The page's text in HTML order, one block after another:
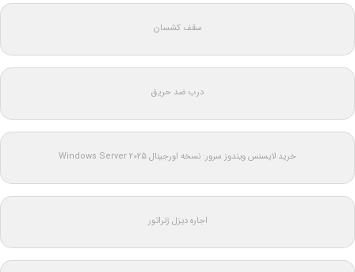
سقف کشسان
درب ضد حریق
خرید لایسنس ویندوز سرور: نسخه اورجینال Windows Server 2025
اجاره دیزل ژنراتور